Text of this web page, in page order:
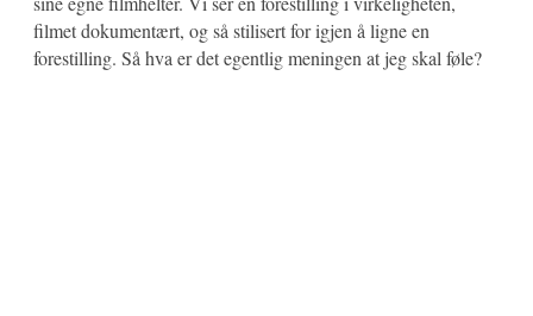
filmet dokumentært, og så stilisert for igjen å ligne en
forestilling. Så hva er det egentlig meningen at jeg skal føle?